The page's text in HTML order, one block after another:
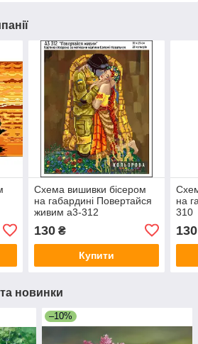
Схема вишивки бісером
на габардині Повертайся
живим а3-312
130₴
Купити
на
310
130
та новинки
–10%